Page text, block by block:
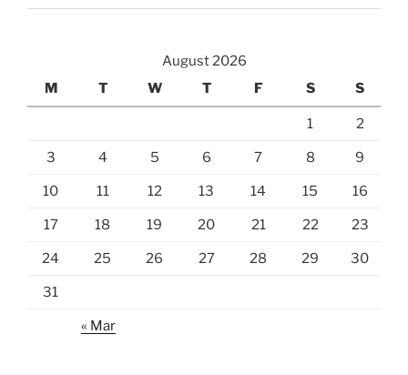
August 2026
M
T W T F S S
1 2
3 4 5 6 7 8 9
10 11 12 13 14 15 16
17 18 19 20 21 22 23
24 25 26 27 28 29 30
31
« Mar